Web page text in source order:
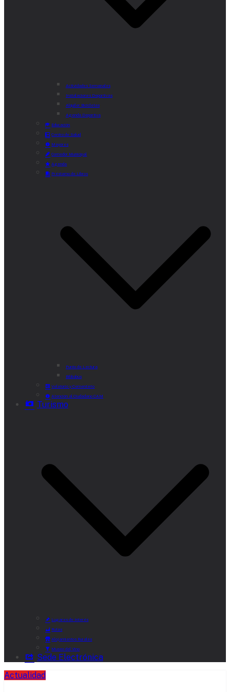
Actividades Semanales
Instalaciones Deportivas
Alquiler Bicicletas
Agenda Deportiva
Educación
Centro de Salud
Mayores
Comedor Municipal
Agenda
Préstamo de Libros
Punto de Lectura
Bibliobús
Velatorio y Cementerio
Atención al Ciudadano CAM
Turismo
Lugares de Interés
Rutas
Alojamientos Rurales
Museo del Vino
Sede Electrónica
Actualidad